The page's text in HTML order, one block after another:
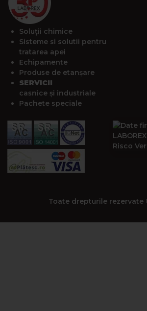
Soluții chimice
Sisteme si solutii pentru
tratarea apei
Echipamente
Produse de etanșare
SERVICII
casnice și industriale
Pachete speciale
Toate drepturile rezervate